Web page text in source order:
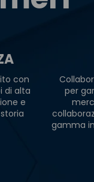
con
di alta
e
per
gamma